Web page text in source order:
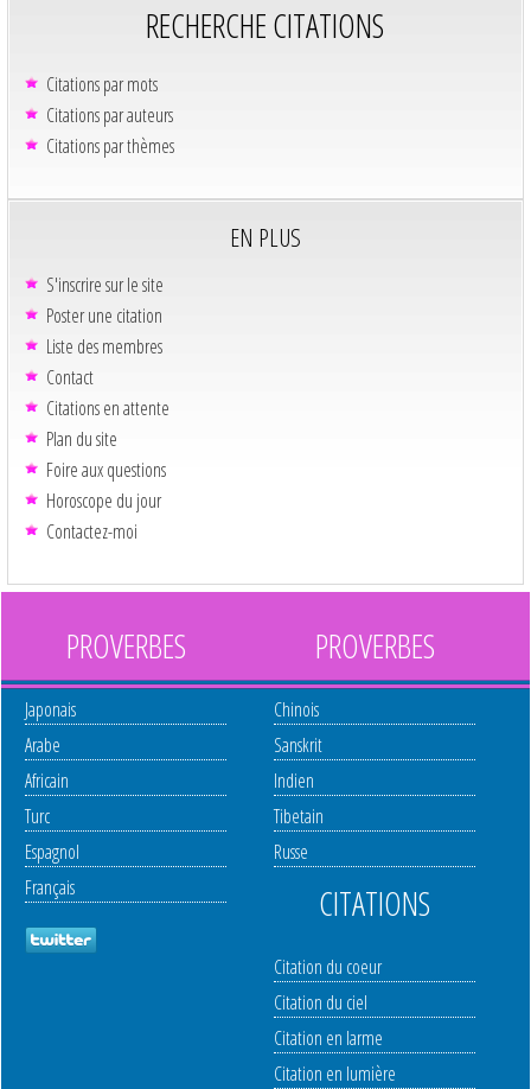
RECHERCHE CITATIONS
Citations par mots
Citations par auteurs
Citations par thèmes
EN PLUS
S'inscrire sur le site
Poster une citation
Liste des membres
Contact
Citations en attente
Plan du site
Foire aux questions
Horoscope du jour
Contactez-moi
PROVERBES
Japonais
Arabe
Africain
Turc
Espagnol
Français
PROVERBES
Chinois
Sanskrit
Indien
Tibetain
Russe
CITATIONS
Citation du coeur
Citation du ciel
Citation en larme
Citation en lumière